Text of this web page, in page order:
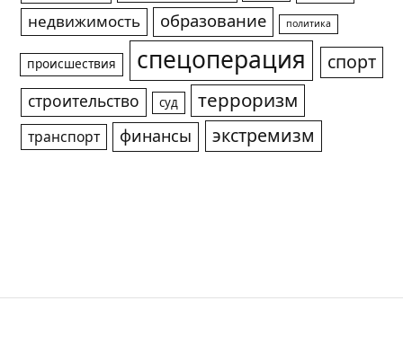
недвижимость
образование политика
происшествия спецоперация спорт
строительство суд терроризм
транспорт финансы экстремизм